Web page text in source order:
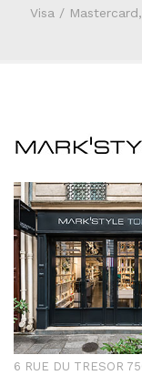
Visa /
6 RUE DU TRESOR